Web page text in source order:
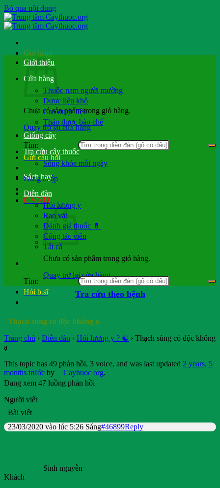
Bỏ qua nội dung
Giỏ hàng
Chưa có sản phẩm trong giỏ hàng.
Quay trở lại cửa hàng
Tìm:
Gửi câu hỏi
Đăng nhập
0VND
Chưa có sản phẩm trong giỏ hàng.
Quay trở lại cửa hàng
Hỏi b.sĩ
Giới thiệu
Cửa hàng
Thuốc nam người mường
Dược liệu khô
Cao dược liệu
Thảo dược bào chế
Giống cây
Tra cứu cây thuốc
Sống khỏe mỗi ngày
Sách hay
Diễn đàn
Hỏi lương y
Rao vặt
Đánh giá thuốc 💊
Cộng tác viên
Tất cả
Tìm:
Tra cứu theo bệnh
Thạch sùng có độc không ạ
Trang chủ › Diễn đàn › Hỏi lương y ? ☯️ › Thạch sùng có độc không
ạ
This topic has 49 phản hồi, 3 voice, and was last updated 2 years, 5
months trước by Cayhuoc org.
Đang xem 47 luồng phản hồi
Người viết
Bài viết
23/03/2020 vào lúc 5:26 Sáng#46899Reply
Sinh nguyễn
Khách